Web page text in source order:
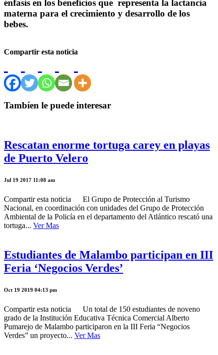
énfasis en los beneficios que representa la lactancia
materna para el crecimiento y desarrollo de los
bebes.
Compartir esta noticia
Tambíen le puede interesar
Rescatan enorme tortuga carey en playas
de Puerto Velero
Jul 19 2017 11:08 am
Compartir esta noticia El Grupo de Protección al Turismo
Nacional, en coordinación con unidades del Grupo de Protección
Ambiental de la Policía en el departamento del Atlántico rescató una
tortuga... Ver Mas
Estudiantes de Malambo participan en III
Feria ‘Negocios Verdes’
Oct 19 2019 04:13 pm
Compartir esta noticia Un total de 150 estudiantes de noveno
grado de la Institución Educativa Técnica Comercial Alberto
Pumarejo de Malambo participaron en la III Feria “Negocios
Verdes” un proyecto... Ver Mas